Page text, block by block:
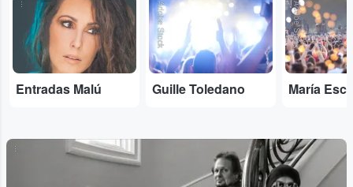
...
Entradas Malú
Adobe Stock
Guille Toledano
Adobe Stock
María
...